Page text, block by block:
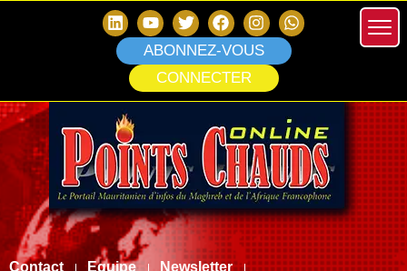
ABONNEZ-VOUS
CONNECTER
Contact Equipe
Newsletter